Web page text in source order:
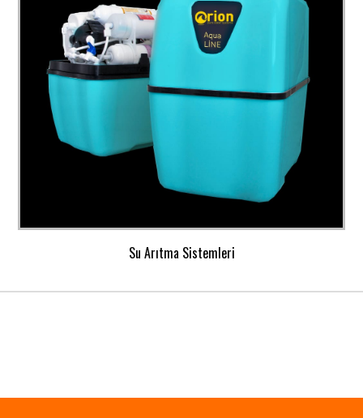
Su Arıtma Sistemleri